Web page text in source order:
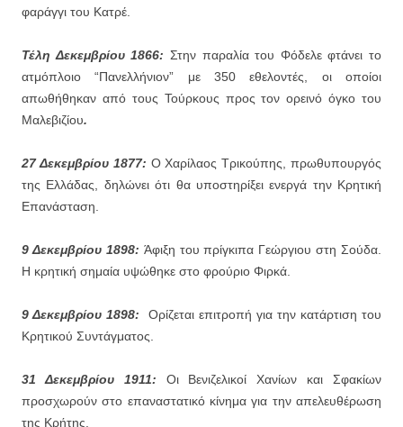
φαράγγι του Κατρέ.
Τέλη Δεκεμβρίου 1866: Στην παραλία του Φόδελε φτάνει το
ατμόπλοιο “Πανελλήνιον” με 350 εθελοντές, οι οποίοι
απωθήθηκαν από τους Τούρκους προς τον ορεινό όγκο του
Μαλεβιζίου.
27 Δεκεμβρίου 1877: Ο Χαρίλαος Τρικούπης, πρωθυπουργός
της Ελλάδας, δηλώνει ότι θα υποστηρίξει ενεργά την Κρητική
Επανάσταση.
9 Δεκεμβρίου 1898: Άφιξη του πρίγκιπα Γεώργιου στη Σούδα.
Η κρητική σημαία υψώθηκε στο φρούριο Φιρκά.
9 Δεκεμβρίου 1898:
Ορίζεται επιτροπή για την κατάρτιση του
Κρητικού Συντάγματος.
31 Δεκεμβρίου 1911: Οι Βενιζελικοί Χανίων και Σφακίων
προσχωρούν στο επαναστατικό κίνημα για την απελευθέρωση
της Κρήτης.